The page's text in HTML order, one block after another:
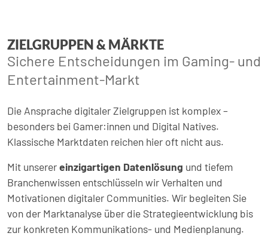
ZIELGRUPPEN & MÄRKTE
Sichere Entscheidungen im Gaming- und
Entertainment-Markt
Die Ansprache digitaler Zielgruppen ist komplex –
besonders bei Gamer:innen und Digital Natives.
Klassische Marktdaten reichen hier oft nicht aus.
Mit unserereinzigartigen Datenlösung und tiefem
Branchenwissen entschlüsseln wir Verhalten und
Motivationen digitaler Communities. Wir begleiten Sie
von der Marktanalyse über die Strategieentwicklung bis
zur konkreten Kommunikations- und Medienplanung.